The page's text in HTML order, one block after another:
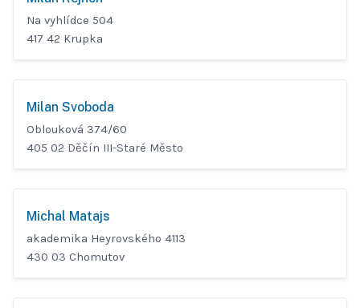
Na vyhlídce 504
417 42 Krupka
Milan Svoboda
Oblouková 374/60
405 02 Děčín III-Staré Město
Michal Matajs
akademika Heyrovského 4113
430 03 Chomutov